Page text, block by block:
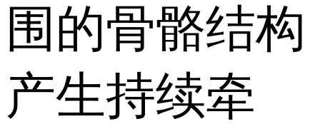
围的骨骼结构
产生持续牵